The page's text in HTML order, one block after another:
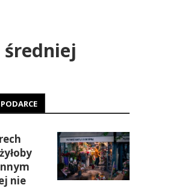
średniej
nie